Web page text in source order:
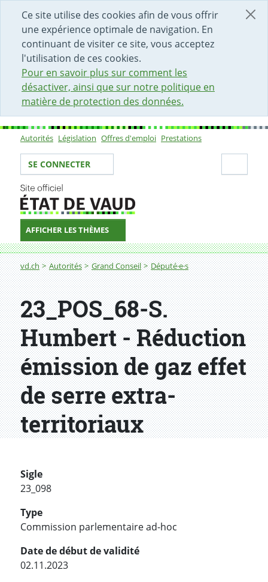
Ce site utilise des cookies afin de vous offrir
une expérience optimale de navigation. En
continuant de visiter ce site, vous acceptez
l'utilisation de ces cookies.
Pour en savoir plus sur comment les
désactiver, ainsi que sur notre politique en
matière de protection des données.
DÉBUT DU CONTENU DE LA PAGE
ACCÈS AU CHAMP DE RECHERCHE
PAGE D'ACCUEIL
FORMULAIRE DE CONTACT
Sous-navigation
Autorités Législation Offres d'emploi Prestations
Votre identité
SE CONNECTER
AFFICHER LES THÈMES
Fil d'Ariane
vd.ch Autorités Grand Conseil Député·e·s
23_POS_68-S.
Humbert - Réduction
émission de gaz effet
de serre extra-
territoriaux
Sigle
23_098
Type
Commission parlementaire ad-hoc
Date de début de validité
02.11.2023